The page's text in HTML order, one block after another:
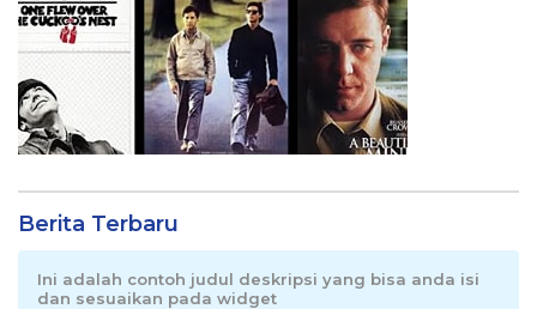
Berita Terbaru
Ini adalah contoh judul deskripsi yang bisa anda isi
dan sesuaikan pada widget